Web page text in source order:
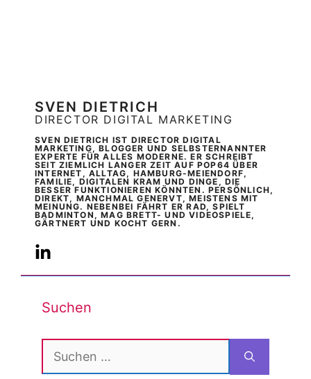
SVEN DIETRICH
DIRECTOR DIGITAL MARKETING
SVEN DIETRICH IST DIRECTOR DIGITAL
MARKETING, BLOGGER UND SELBSTERNANNTER
EXPERTE FÜR ALLES MODERNE. ER SCHREIBT
SEIT ZIEMLICH LANGER ZEIT AUF POP64 ÜBER
INTERNET, ALLTAG, HAMBURG-MEIENDORF,
FAMILIE, DIGITALEN KRAM UND DINGE, DIE
BESSER FUNKTIONIEREN KÖNNTEN. PERSÖNLICH,
DIREKT, MANCHMAL GENERVT, MEISTENS MIT
MEINUNG. NEBENBEI FÄHRT ER RAD, SPIELT
BADMINTON, MAG BRETT- UND VIDEOSPIELE,
GÄRTNERT UND KOCHT GERN.
Suchen
Suchen
nach: